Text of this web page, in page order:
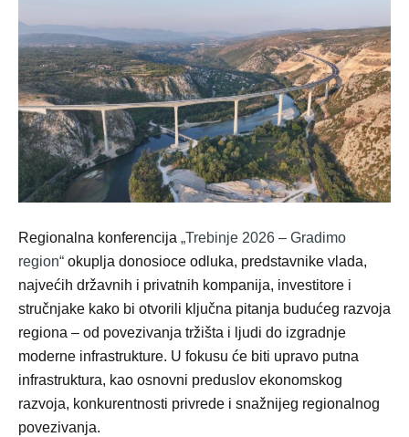
Regionalna konferencija „Trebinje 2026 – Gradimo
region“ okuplja donosioce odluka, predstavnike vlada,
najvećih državnih i privatnih kompanija, investitore i
stručnjake kako bi otvorili ključna pitanja budućeg razvoja
regiona – od povezivanja tržišta i ljudi do izgradnje
moderne infrastrukture. U fokusu će biti upravo putna
infrastruktura, kao osnovni preduslov ekonomskog
razvoja, konkurentnosti privrede i snažnijeg regionalnog
povezivanja.